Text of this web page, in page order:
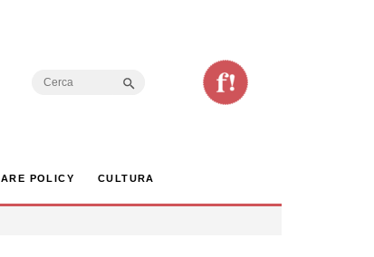
Search
POLICY CULTURA